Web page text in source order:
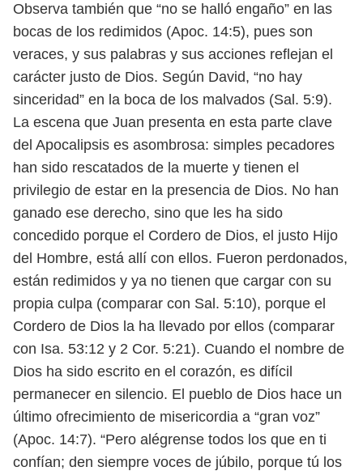
Observa también que “no se halló engaño” en las
bocas de los redimidos (Apoc. 14:5), pues son
veraces, y sus palabras y sus acciones reflejan el
carácter justo de Dios. Según David, “no hay
sinceridad” en la boca de los malvados (Sal. 5:9).
La escena que Juan presenta en esta parte clave
del Apocalipsis es asombrosa: simples pecadores
han sido rescatados de la muerte y tienen el
privilegio de estar en la presencia de Dios. No han
ganado ese derecho, sino que les ha sido
concedido porque el Cordero de Dios, el justo Hijo
del Hombre, está allí con ellos. Fueron perdonados,
están redimidos y ya no tienen que cargar con su
propia culpa (comparar con Sal. 5:10), porque el
Cordero de Dios la ha llevado por ellos (comparar
con Isa. 53:12 y 2 Cor. 5:21). Cuando el nombre de
Dios ha sido escrito en el corazón, es difícil
permanecer en silencio. El pueblo de Dios hace un
último ofrecimiento de misericordia a “gran voz”
(Apoc. 14:7). “Pero alégrense todos los que en ti
confían; den siempre voces de júbilo, porque tú los